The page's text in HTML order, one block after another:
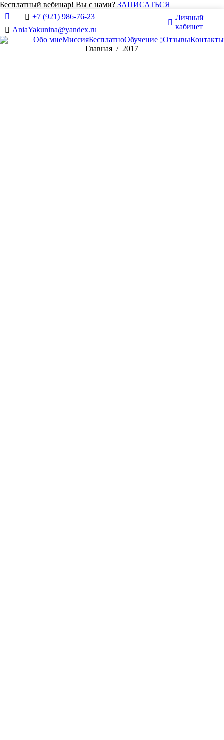
Бесплатный вебинар! Вы с нами? ЗАПИСАТЬСЯ
Вконтакте
+7 (921) 986-76-23
AniaYakunina@yandex.ru
Личный
кабинет
Обо мнеМиссияБесплатноОбучение ОтзывыКонтакты
Вы здесь:
Главная 2017